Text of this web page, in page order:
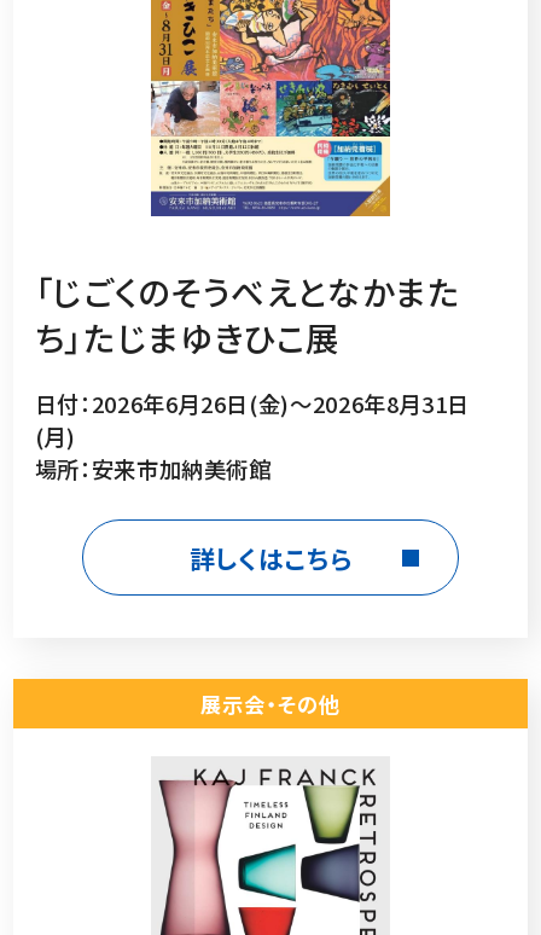
「じごくのそうべえとなかまた
ち」たじまゆきひこ展
日付：2026年6月26日(金)～2026年8月31日
(月)
場所：安来市加納美術館
詳しくはこちら
展示会・その他